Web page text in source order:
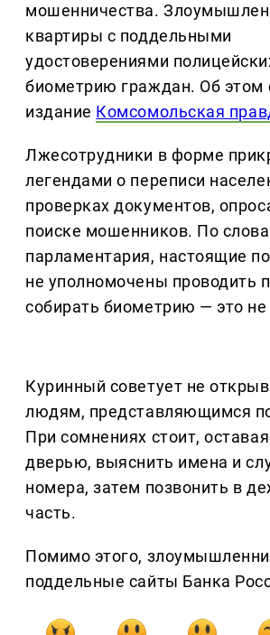
мошенничества.
квартиры с поддельными
удостоверениями
биометрию граждан. Об этом
издание Комсомольская
Лжесотрудники в форме
легендами о переписи
проверках документов,
поиске мошенников. По
парламентария, настоящие
не уполномочены проводить
собирать биометрию — это
Куринный советует не
людям, представляющимся
При сомнениях стоит,
дверью, выяснить имена и
номера, затем позвонить в
часть.
Помимо этого,
поддельные сайты Банка